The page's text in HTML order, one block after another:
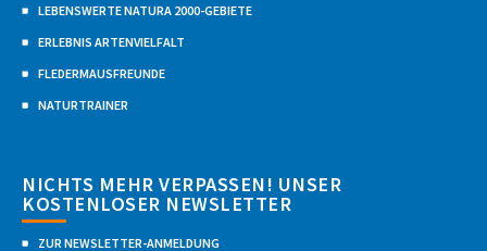
LEBENSWERTE NATURA 2000-GEBIETE
ERLEBNIS ARTENVIELFALT
FLEDERMAUSFREUNDE
NATURTRAINER
NICHTS MEHR VERPASSEN! UNSER
KOSTENLOSER NEWSLETTER
ZUR NEWSLETTER-ANMELDUNG